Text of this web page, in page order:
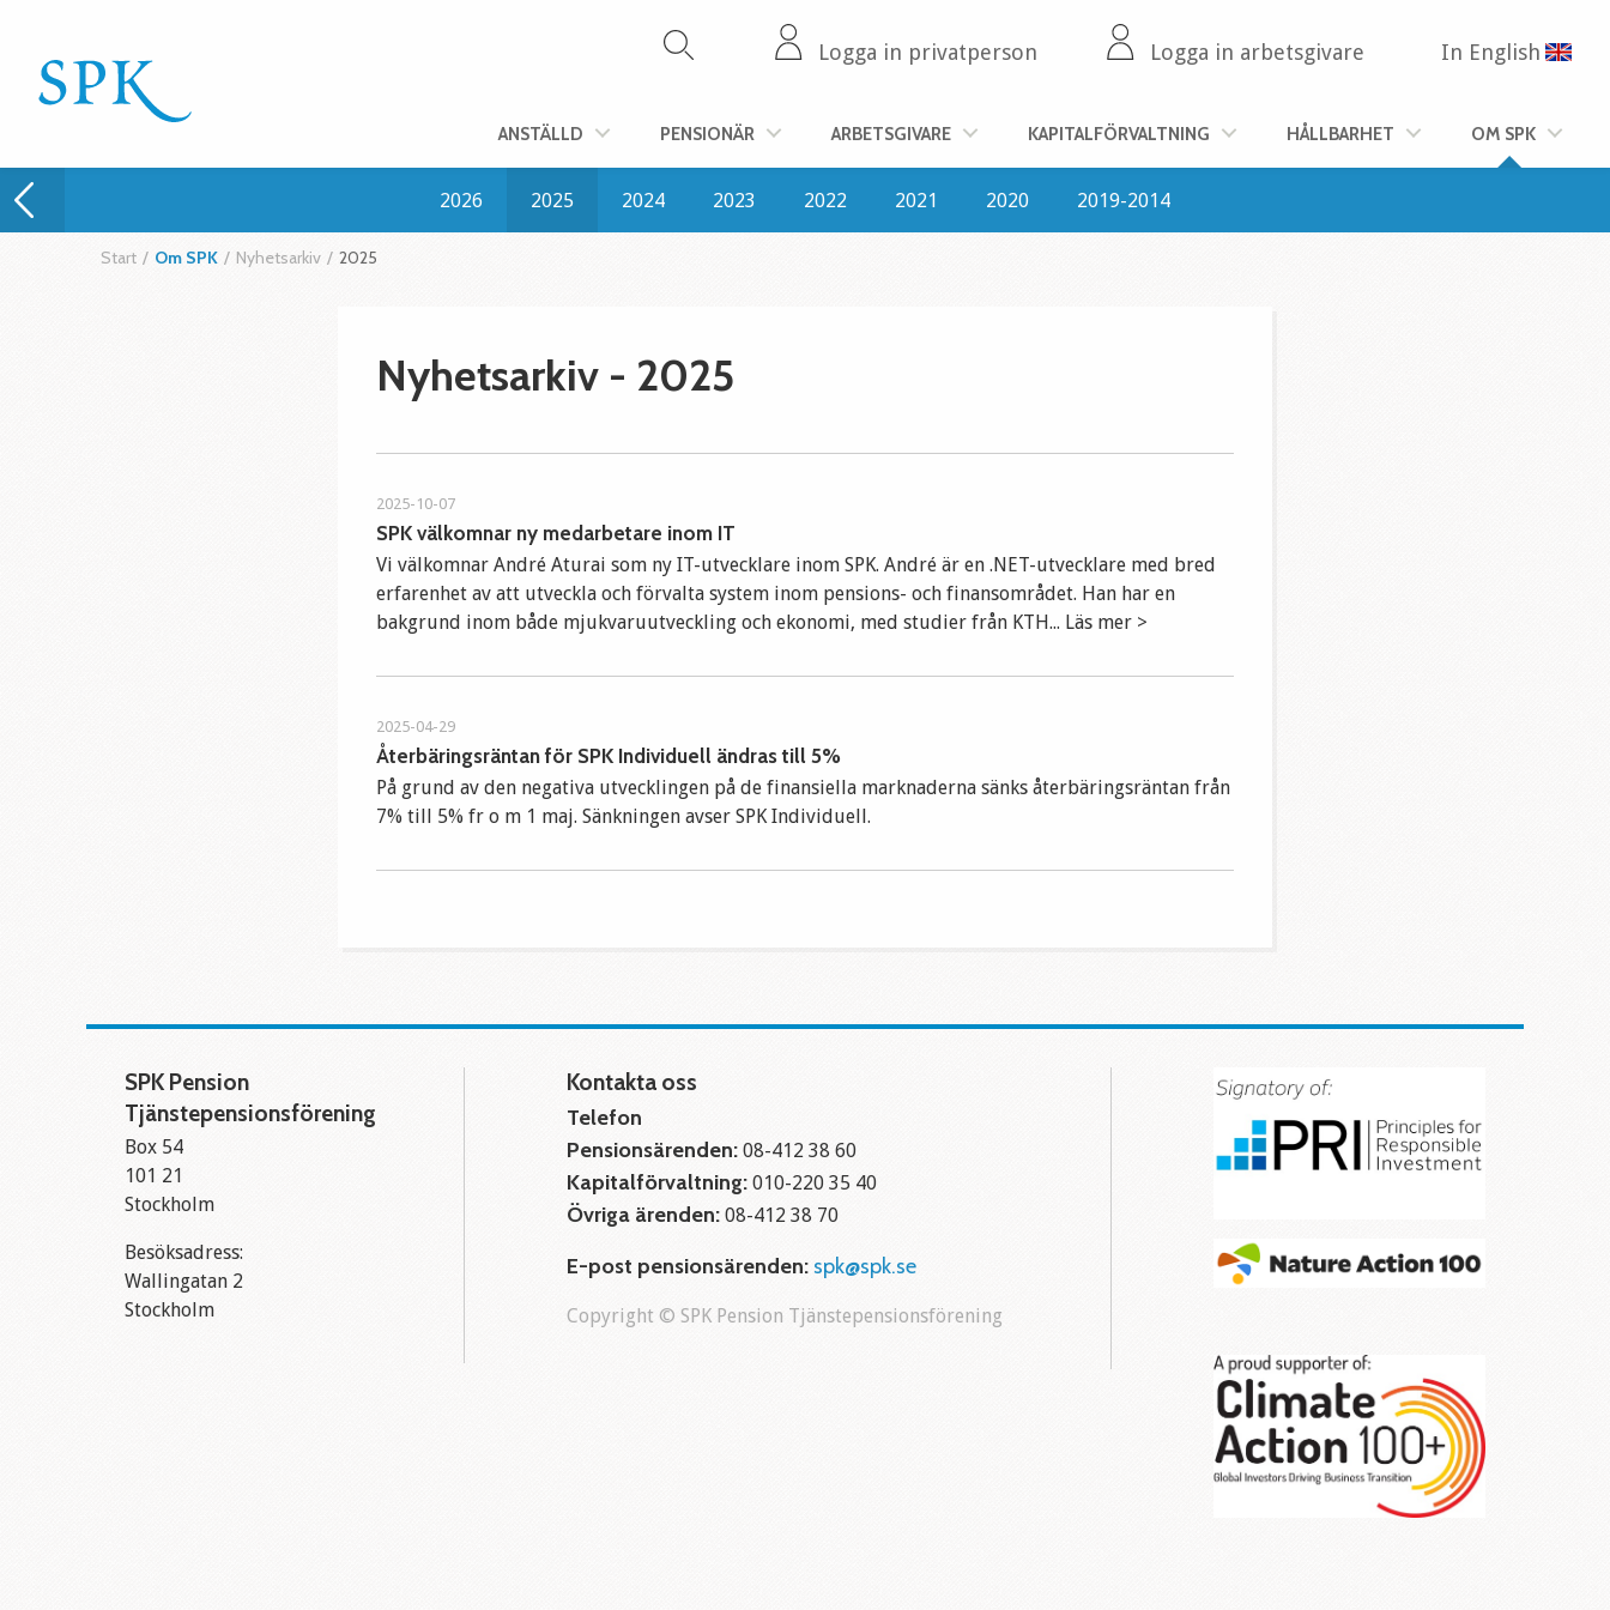
Logga in privatperson Logga in arbetsgivare In English
ANSTÄLLD PENSIONÄR ARBETSGIVARE KAPITALFÖRVALTNING HÅLLBARHET OM SPK
2026 2025 2024 2023 2022 2021 2020 2019-2014
Start / Om SPK / Nyhetsarkiv / 2025
Nyhetsarkiv - 2025
2025-10-07
SPK välkomnar ny medarbetare inom IT
Vi välkomnar André Aturai som ny IT-utvecklare inom SPK. André är en .NET-utvecklare med bred
erfarenhet av att utveckla och förvalta system inom pensions- och finansområdet. Han har en
bakgrund inom både mjukvaruutveckling och ekonomi, med studier från KTH... Läs mer >
2025-04-29
Återbäringsräntan för SPK Individuell ändras till 5%
På grund av den negativa utvecklingen på de finansiella marknaderna sänks återbäringsräntan från
7% till 5% fr o m 1 maj. Sänkningen avser SPK Individuell.
SPK Pension
Tjänstepensionsförening
Box 54
101 21
Stockholm
Besöksadress:
Wallingatan 2
Stockholm
Kontakta oss
Telefon
Pensionsärenden: 08-412 38 60
Kapitalförvaltning: 010-220 35 40
Övriga ärenden: 08-412 38 70
E-post pensionsärenden: spk@spk.se
Copyright © SPK Pension Tjänstepensionsförening